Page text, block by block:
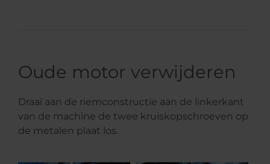
Oude motor verwijderen
Draai aan de riemconstructie aan de linkerkant
van de machine de twee kruiskopschroeven op
de metalen plaat los.